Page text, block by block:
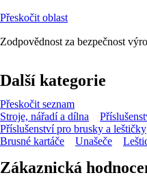
Přeskočit oblast
Zodpovědnost za bezpečnost
Další kategorie
Přeskočit seznam
Stroje, nářadí a dílna
Příslušenství pro brusky a leštičky
Brusné kartáče
Unašeče
Zákaznická